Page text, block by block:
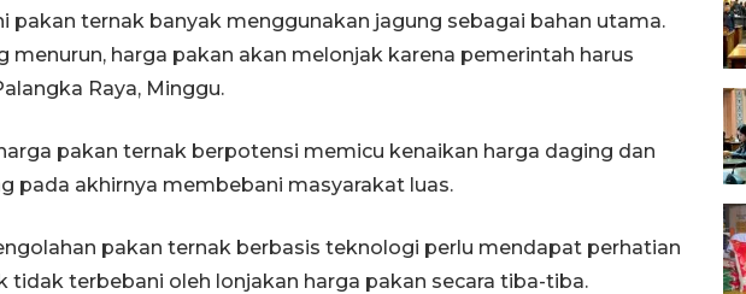
pakan ternak banyak menggunakan jagung sebagai bahan utama.
menurun, harga pakan akan melonjak karena pemerintah harus
Raya, Minggu.
pakan ternak berpotensi memicu kenaikan harga daging dan
pada akhirnya membebani masyarakat luas.
pakan ternak berbasis teknologi perlu mendapat perhatian
tidak terbebani oleh lonjakan harga pakan secara tiba-tiba.